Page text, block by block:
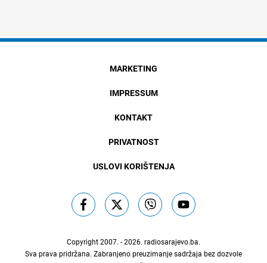
MARKETING
IMPRESSUM
KONTAKT
PRIVATNOST
USLOVI KORIŠTENJA
Copyright 2007. - 2026. radiosarajevo.ba.
Sva prava pridržana. Zabranjeno preuzimanje sadržaja bez dozvole